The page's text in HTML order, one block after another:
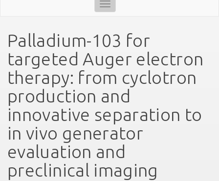
Toggle
navigation
Palladium-103 for
targeted Auger electron
therapy: from cyclotron
production and
innovative separation to
in vivo generator
evaluation and
preclinical imaging